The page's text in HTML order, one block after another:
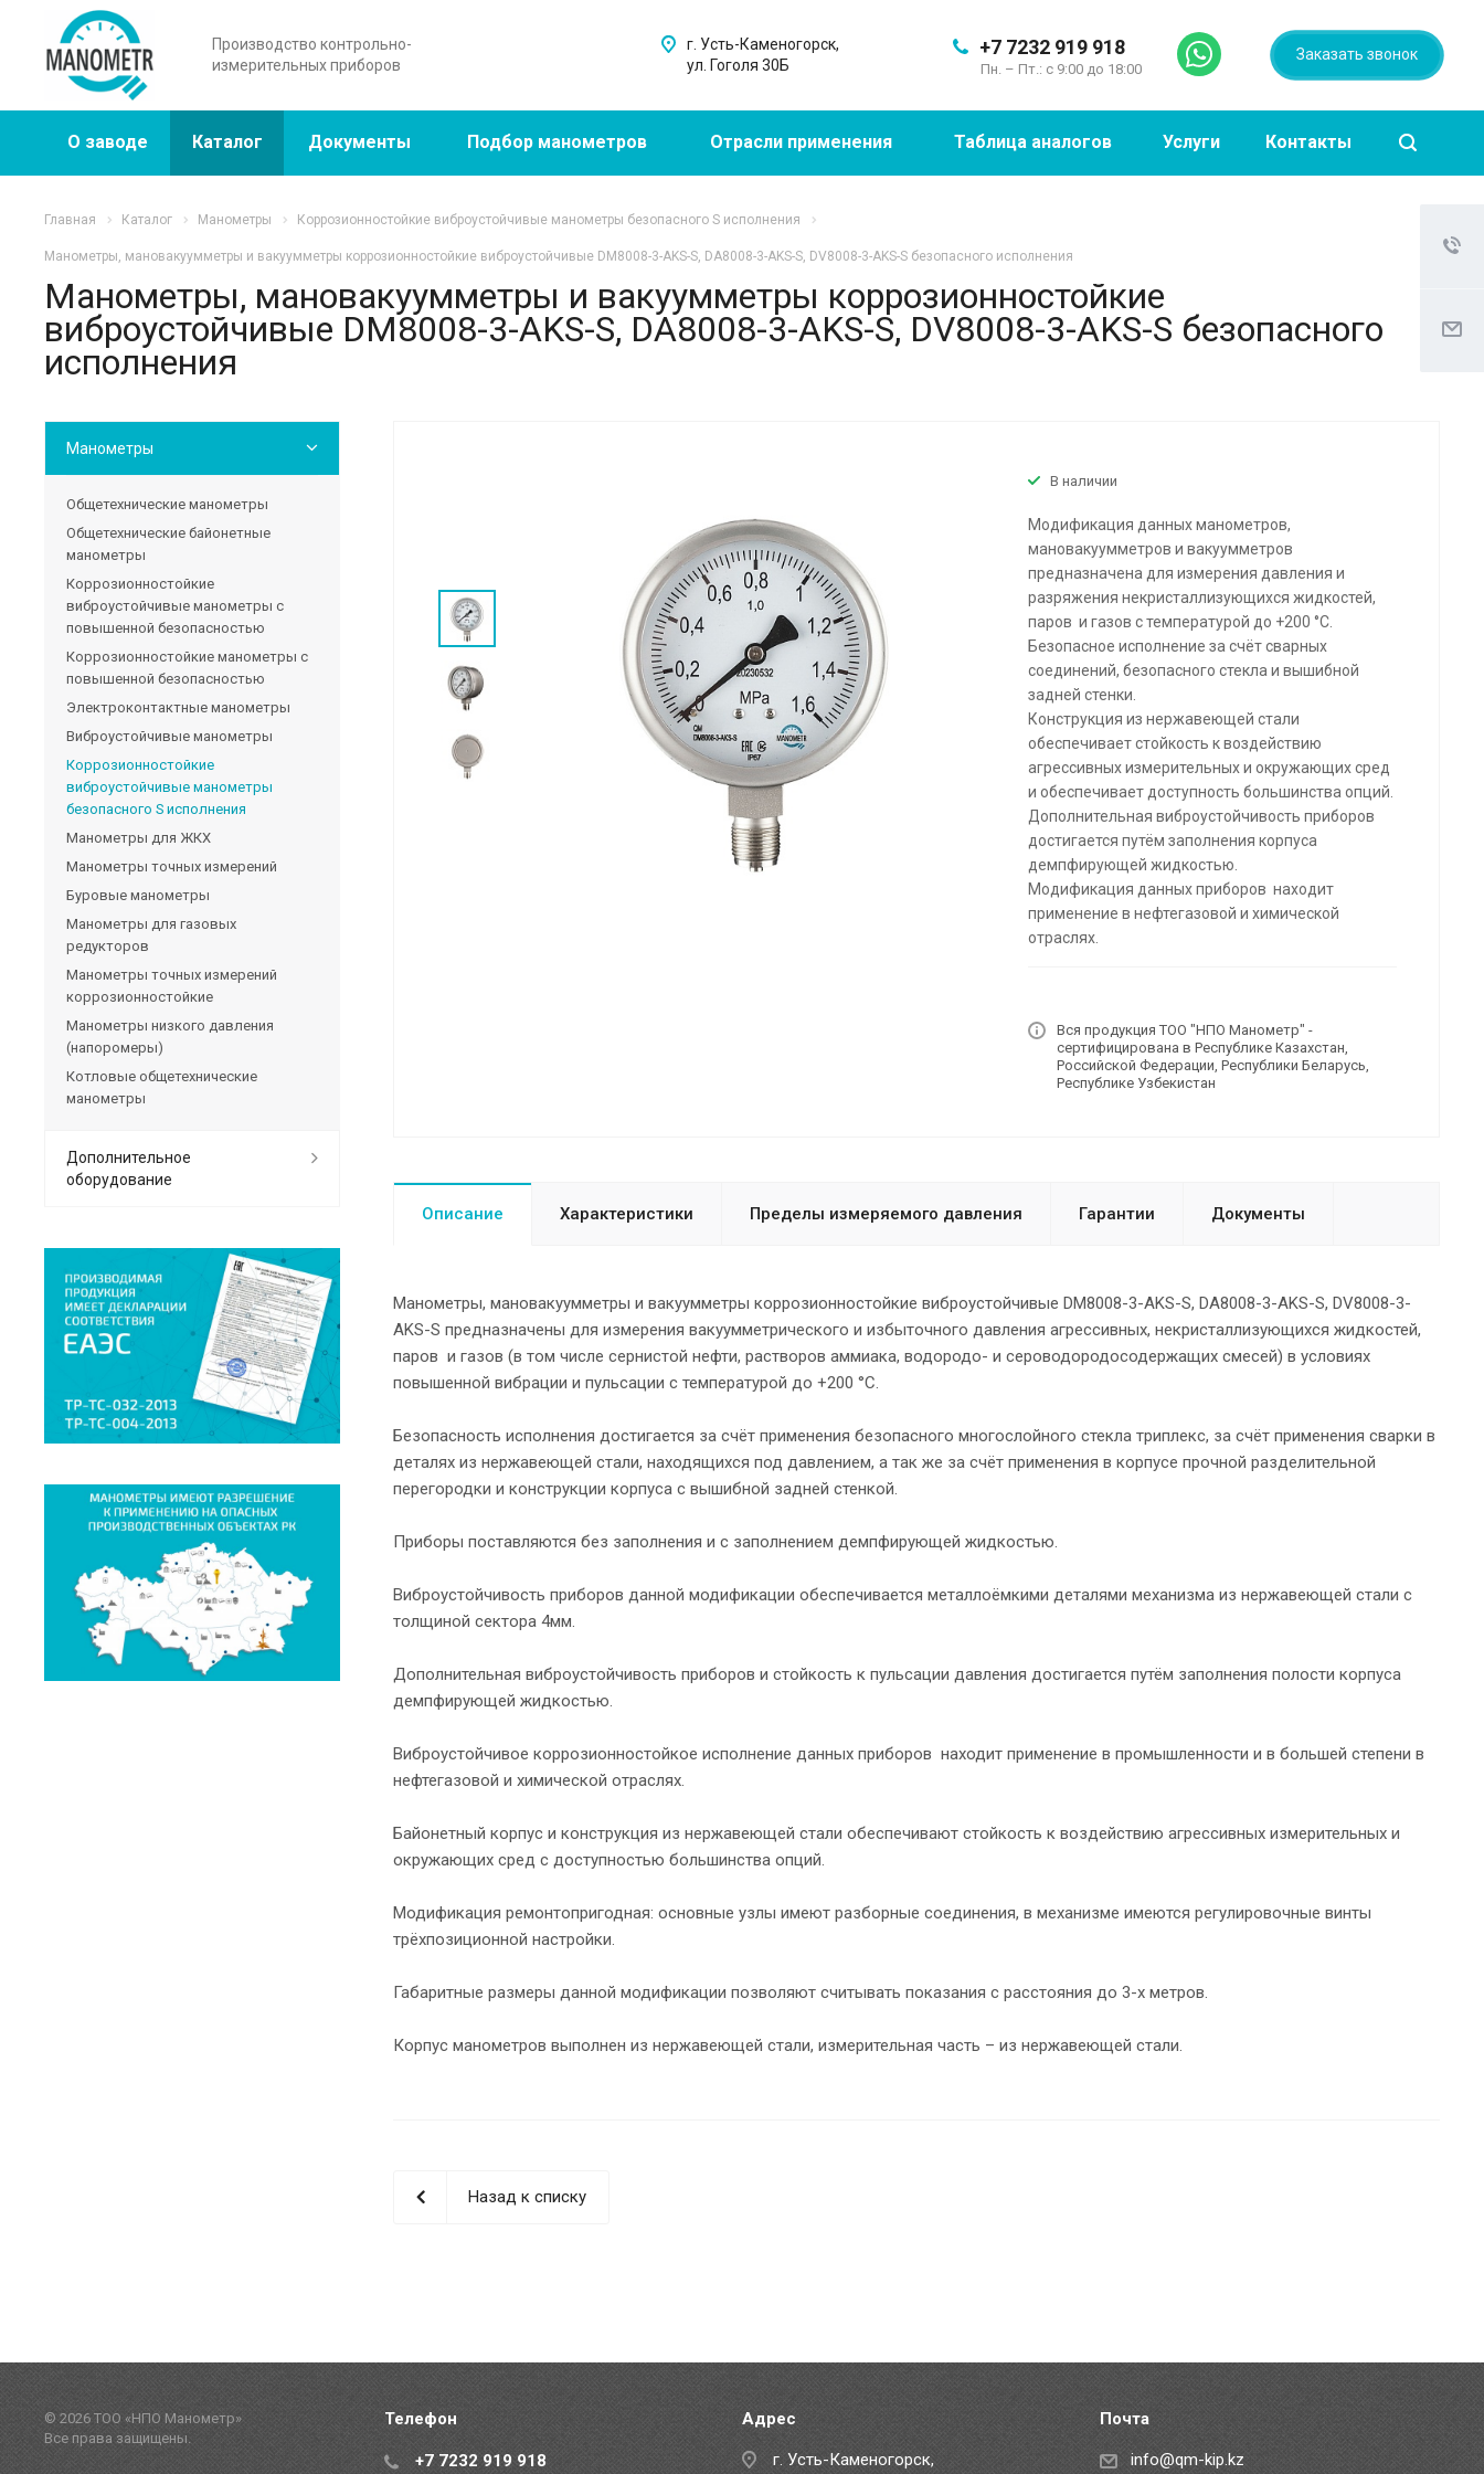
Производство контрольно-
измерительных приборов
+7 7232 919 918
Пн. – Пт.: с 9:00 до 18:00
Заказать звонок
г. Усть-Каменогорск,
ул. Гоголя 30Б
О заводе Каталог Документы Подбор манометров Отрасли применения Таблица аналогов Услуги Контакты
Главная Каталог Манометры Коррозионностойкие виброустойчивые манометры безопасного S исполнения
Манометры, мановакуумметры и вакуумметры коррозионностойкие виброустойчивые DM8008-3-AKS-S, DA8008-3-AKS-S, DV8008-3-AKS-S безопасного исполнения
Манометры, мановакуумметры и вакуумметры коррозионностойкие
виброустойчивые DM8008-3-AKS-S, DA8008-3-AKS-S, DV8008-3-AKS-S безопасного
исполнения
В наличии
Модификация данных манометров,
мановакуумметров и вакуумметров
предназначена для измерения давления и
разряжения некристаллизующихся жидкостей,
паров и газов с температурой до +200 °С.
Безопасное исполнение за счёт сварных
соединений, безопасного стекла и вышибной
задней стенки.
Конструкция из нержавеющей стали
обеспечивает стойкость к воздействию
агрессивных измерительных и окружающих сред
и обеспечивает доступность большинства опций.
Дополнительная виброустойчивость приборов
достигается путём заполнения корпуса
демпфирующей жидкостью.
Модификация данных приборов находит
применение в нефтегазовой и химической
отраслях.
Вся продукция ТОО "НПО Манометр" -
сертифицирована в Республике Казахстан,
Российской Федерации, Республики Беларусь,
Республике Узбекистан
Описание Характеристики Пределы измеряемого давления Гарантии Документы
Манометры, мановакуумметры и вакуумметры коррозионностойкие виброустойчивые DM8008-3-AKS-S, DA8008-3-AKS-S, DV8008-3-
AKS-S предназначены для измерения вакуумметрического и избыточного давления агрессивных, некристаллизующихся жидкостей,
паров и газов (в том числе сернистой нефти, растворов аммиака, водородо- и сероводородосодержащих смесей) в условиях
повышенной вибрации и пульсации с температурой до +200 °С.
Безопасность исполнения достигается за счёт применения безопасного многослойного стекла триплекс, за счёт применения сварки в
деталях из нержавеющей стали, находящихся под давлением, а так же за счёт применения в корпусе прочной разделительной
перегородки и конструкции корпуса с вышибной задней стенкой.
Приборы поставляются без заполнения и с заполнением демпфирующей жидкостью.
Виброустойчивость приборов данной модификации обеспечивается металлоёмкими деталями механизма из нержавеющей стали с
толщиной сектора 4мм.
Дополнительная виброустойчивость приборов и стойкость к пульсации давления достигается путём заполнения полости корпуса
демпфирующей жидкостью.
Виброустойчивое коррозионностойкое исполнение данных приборов находит применение в промышленности и в большей степени в
нефтегазовой и химической отраслях.
Байонетный корпус и конструкция из нержавеющей стали обеспечивают стойкость к воздействию агрессивных измерительных и
окружающих сред с доступностью большинства опций.
Модификация ремонтопригодная: основные узлы имеют разборные соединения, в механизме имеются регулировочные винты
трёхпозиционной настройки.
Габаритные размеры данной модификации позволяют считывать показания с расстояния до 3-х метров.
Корпус манометров выполнен из нержавеющей стали, измерительная часть – из нержавеющей стали.
Назад к списку
Манометры
Общетехнические манометры
Общетехнические байонетные
манометры
Коррозионностойкие
виброустойчивые манометры с
повышенной безопасностью
Коррозионностойкие манометры с
повышенной безопасностью
Электроконтактные манометры
Виброустойчивые манометры
Коррозионностойкие
виброустойчивые манометры
безопасного S исполнения
Манометры для ЖКХ
Манометры точных измерений
Буровые манометры
Манометры для газовых
редукторов
Манометры точных измерений
коррозионностойкие
Манометры низкого давления
(напоромеры)
Котловые общетехнические
манометры
Дополнительное
оборудование
© 2026 ТОО «НПО Манометр»
Все права защищены.
Телефон
+7 7232 919 918
Адрес
г. Усть-Каменогорск,
Почта
info@qm-kip.kz